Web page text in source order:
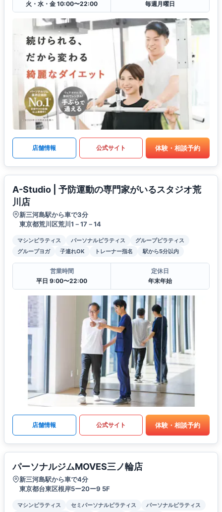
火・水・金 10:00〜22:00
毎週月曜日
店舗情報 公式サイト 体験・相談予約
A-Studio | 予防運動の専門家がいるスタジオ荒
川店
新三河島駅から車で3分
東京都荒川区荒川1－17－14
マシンピラティス パーソナルピラティス
グループピラティス
グループヨガ
子連れOK トレーナー指名 駅から5分以内
営業時間
平日 9:00〜22:00
定休日
年末年始
店舗情報 公式サイト 体験・相談予約
パーソナルジムMOVES三ノ輪店
新三河島駅から車で4分
東京都台東区根岸5ー20ー9 5F
マシンピラティス セミパーソナルピラティス
パーソナルピラティス